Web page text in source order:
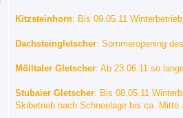
Kitzsteinhorn: Bis 09.05.11
Dachsteingletscher: Sommeropening
Mölltaler Gletscher: Ab 23.06.11 so
Stubaier Gletscher: Bis 08.05.11
Skibetrieb nach Schneelage bis ca. Mitte